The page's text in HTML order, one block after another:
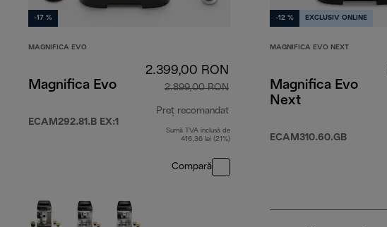
-17 %
MAGNIFICA EVO
Magnifica Evo
ECAM292.81.B EX:1
2.399,00 RON
2.899,00 RON
Preț recomandat
preț inițial 2.899,00 RON
Sumă TVA inclusă de
416,36 lei (21%)
Compară
-12 % EXCLUSIV ONLINE
MAGNIFICA EVO NEXT
Magnifica Evo
Next
ECAM310.60.GB